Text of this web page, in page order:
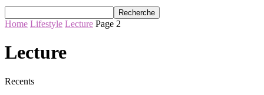
Home Lifestyle Lecture Page 2
Lecture
Recents